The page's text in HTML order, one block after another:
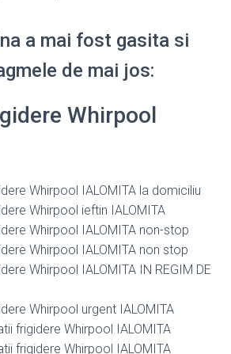
a mai fost gasita si
de mai jos:
Whirpool
Whirpool IALOMITA la domiciliu
Whirpool ieftin IALOMITA
Whirpool IALOMITA non-stop
Whirpool IALOMITA non stop
Whirpool IALOMITA IN REGIM DE
Whirpool urgent IALOMITA
frigidere Whirpool IALOMITA
frigidere Whirpool IALOMITA